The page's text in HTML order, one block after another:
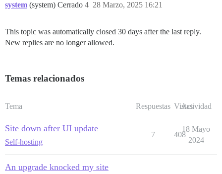
system (system) Cerrado 28 Marzo, 2025 16:21
4
This topic was automatically closed 30 days after the last reply.
New replies are no longer allowed.
Temas relacionados
Tema Respuestas Vistas
Actividad
Site down after UI update
Self-hosting
7 408
18 Mayo
2024
An upgrade knocked my site